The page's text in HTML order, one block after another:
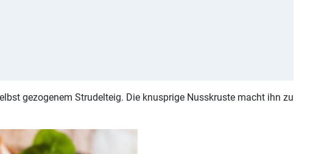
gezogenem Strudelteig. Die knusprige Nusskruste macht ihn zu